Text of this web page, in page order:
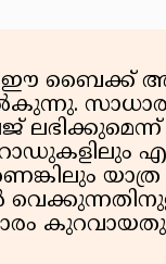
ഈ ബൈക്ക്
ലഭിക്കുമെന്ന്
യാത്ര